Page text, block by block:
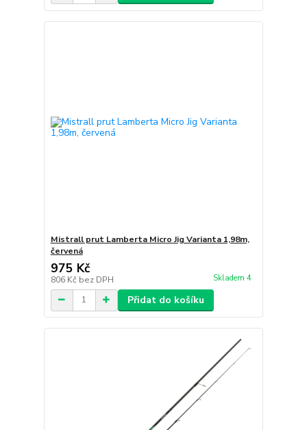
Mistrall prut Lamberta Micro Jig Varianta 1,98m,
červená
975 Kč
806 Kč bez DPH Skladem 4
Přidat do košíku